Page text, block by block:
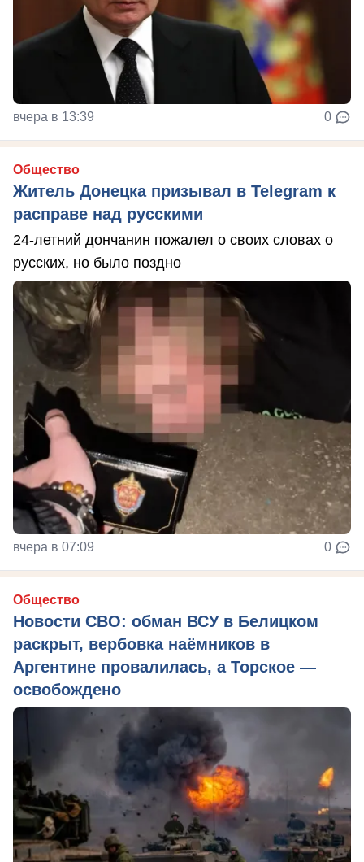
вчера в 13:39 0
Общество
Житель Донецка призывал в Telegram к
расправе над русскими
24-летний дончанин пожалел о своих словах о
русских, но было поздно
вчера в 07:09 0
Общество
Новости СВО: обман ВСУ в Белицком
раскрыт, вербовка наёмников в
Аргентине провалилась, а Торское —
освобождено